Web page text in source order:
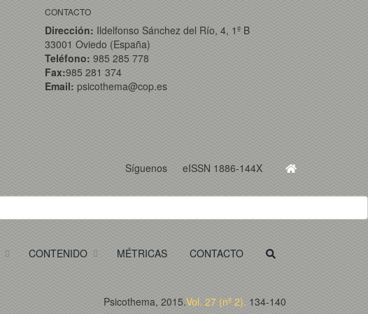
CONTACTO
Dirección: Ildelfonso Sánchez del Río, 4, 1º B
33001 Oviedo (España)
Teléfono: 985 285 778
Fax:985 281 374
Email: psicothema@cop.es
Síguenos eISSN 1886-144X
CONTENIDO MÉTRICAS CONTACTO
Psicothema, 2015.Vol. 27 (nº 2). 134-140